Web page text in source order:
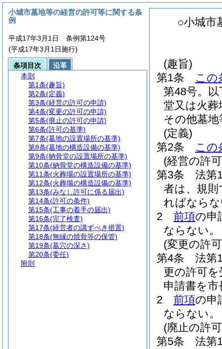
○小城市
(趣旨)
第1条
この
第48号。
堂又は火葬
その他墓
(定義)
第2条
この
(経営の許
第3条
法第
者は、規
ればなら
2
前項の申
ならない。
(変更の許
第4条
法第
更の許可
申請書を
2
前項の申
ならない。
(廃止の許
第5条
法第
小城市墓地等の経営の許可等に関する条
例
平成17年3月1日 条例第124号
(平成17年3月1日施行)
条項目次
沿革
本則
第1条(趣旨)
第2条(定義)
第3条(経営の許可の申請)
第4条(変更の許可の申請)
第5条(廃止の許可の申請)
第6条(許可の基準)
第7条(墓地の設置場所の基準)
第8条(墓地の構造設備の基準)
第9条(納骨堂の設置場所の基準)
第10条(納骨堂の構造設備の基準)
第11条(火葬場の設置場所の基準)
第12条(火葬場の構造設備の基準)
第13条(みなし許可に係る届出)
第14条(許可の条件)
第15条(工事の着手の届出)
第16条(完了検査)
第17条(経営者の講ずべき措置)
第18条(無縁の焼骨等の保管)
第19条(墓穴の深さ)
第20条(委任)
附則